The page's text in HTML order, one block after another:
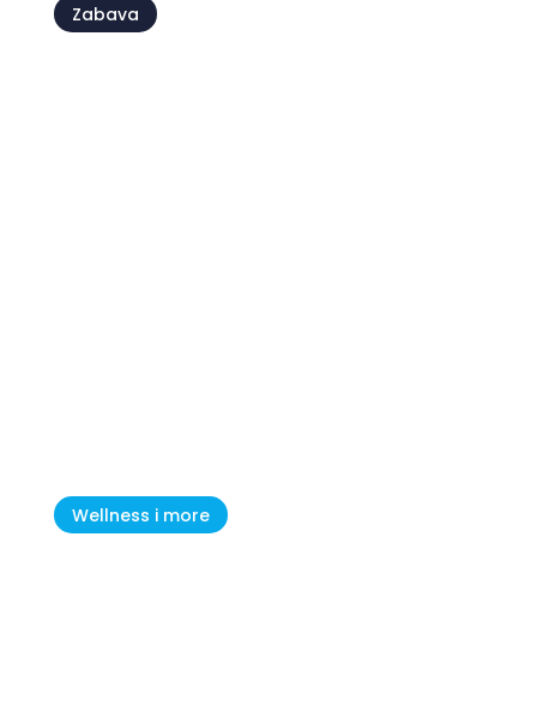
Zabava
Wellness i more